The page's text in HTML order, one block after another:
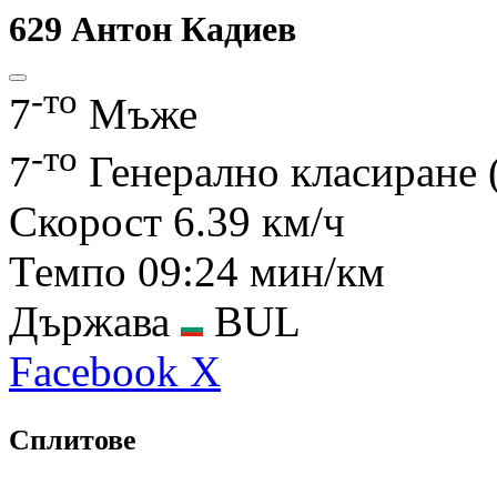
629 Антон Кадиев
7-то Mъже
7-то Генерално
Скорост 6.39 км/ч
Темпо 09:24 мин/км
Държава
BUL
Facebook X
Сплитове